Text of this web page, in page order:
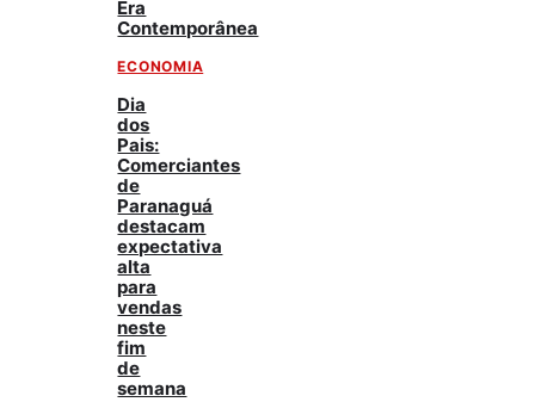
Era
Contemporânea
ECONOMIA
Dia
dos
Pais:
Comerciantes
de
Paranaguá
destacam
expectativa
alta
para
vendas
neste
fim
de
semana